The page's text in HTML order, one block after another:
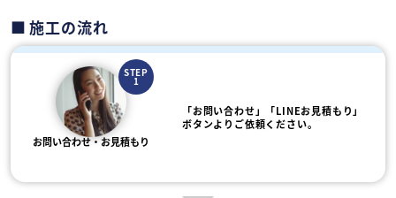
施工の流れ
STEP
1
お問い合わせ・お見積もり
「お問い合わせ」「LINEお見積もり」
ボタンよりご依頼ください。